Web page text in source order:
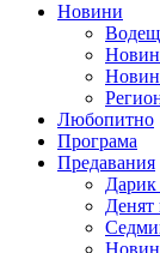
Новини
Любопитно
Програма
Предавания
Денят